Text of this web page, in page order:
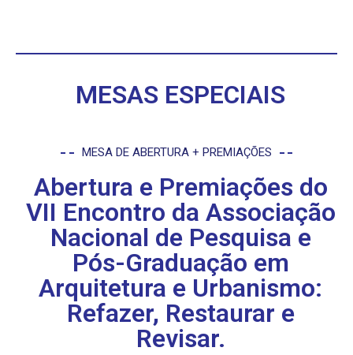
MESAS ESPECIAIS
MESA DE ABERTURA + PREMIAÇÕES
Abertura e Premiações do
VII Encontro da Associação
Nacional de Pesquisa e
Pós-Graduação em
Arquitetura e Urbanismo:
Refazer, Restaurar e
Revisar.